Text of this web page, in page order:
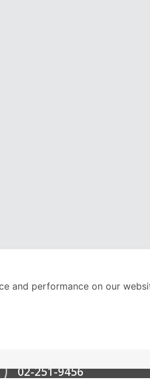
02-251-9456
and performance on our